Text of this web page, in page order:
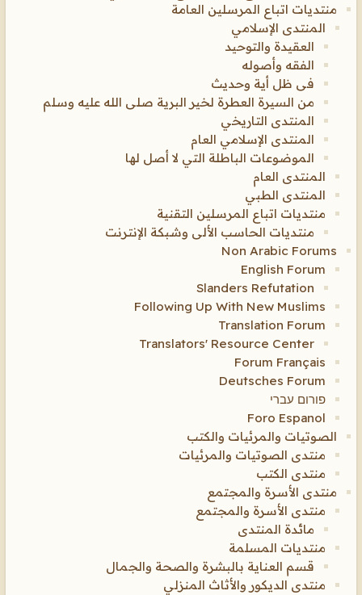
منتديات اتباع المرسلين العامة
المنتدى الإسلامي
العقيدة والتوحيد
الفقه وأصوله
فى ظل أية وحديث
من السيرة العطرة لخير البرية صلى الله عليه وسلم
المنتدى التاريخي
المنتدى الإسلامي العام
الموضوعات الباطلة التي لا أصل لها
المنتدى العام
المنتدى الطبي
منتديات اتباع المرسلين التقنية
منتديات الحاسب الألى وشبكة الإنترنت
Non Arabic Forums
English Forum
Slanders Refutation
Following Up With New Muslims
Translation Forum
Translators' Resource Center
Forum Français
Deutsches Forum
פורום עברי
Foro Espanol
الصوتيات والمرئيات والكتب
منتدى الصوتيات والمرئيات
منتدى الكتب
منتدى الأسرة والمجتمع
منتدى الأسرة والمجتمع
مائدة المنتدى
منتديات المسلمة
قسم العناية بالبشرة والصحة والجمال
منتدى الديكور والأثاث المنزلي